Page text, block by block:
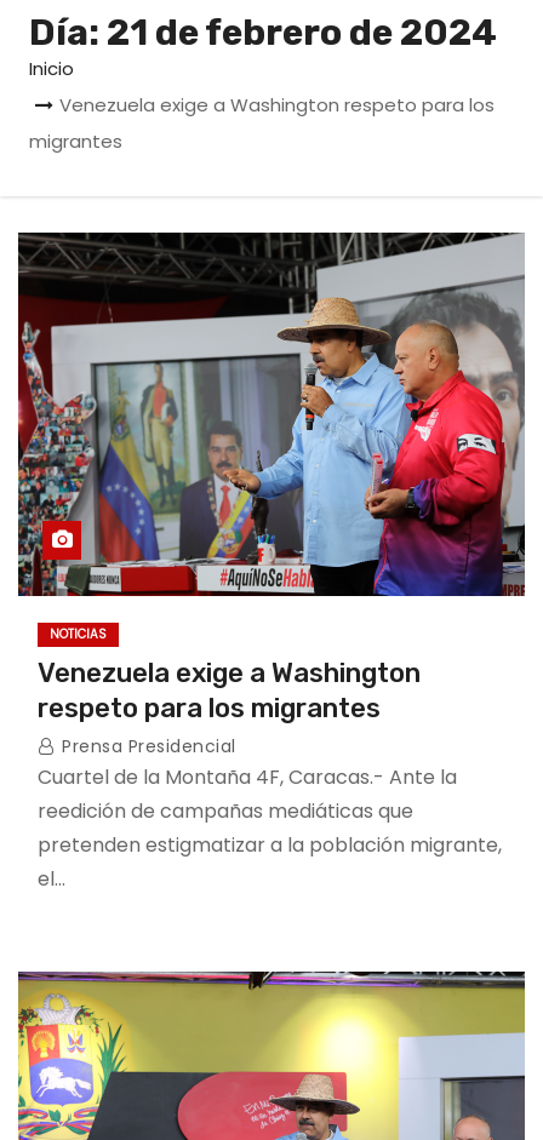
Día: 21 de febrero de 2024
Inicio
Venezuela exige a Washington respeto para los
migrantes
NOTICIAS
Venezuela exige a Washington
respeto para los migrantes
Prensa Presidencial
Cuartel de la Montaña 4F, Caracas.- Ante la
reedición de campañas mediáticas que
pretenden estigmatizar a la población migrante,
el…